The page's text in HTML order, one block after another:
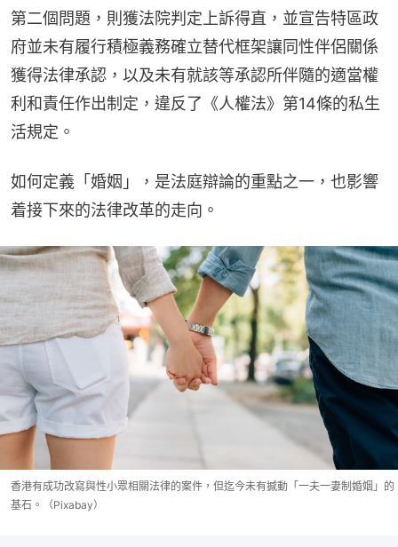
第二個問題，則獲法院判定上訴得直，並宣告特區政
府並未有履行積極義務確立替代框架讓同性伴侶關係
獲得法律承認，以及未有就該等承認所伴隨的適當權
利和責任作出制定，違反了《人權法》第14條的私生
活規定。
如何定義「婚姻」，是法庭辯論的重點之一，也影響
着接下來的法律改革的走向。
香港有成功改寫與性小眾相關法律的案件，但迄今未有撼動「一夫一妻制婚姻」的
基石。（Pixabay）